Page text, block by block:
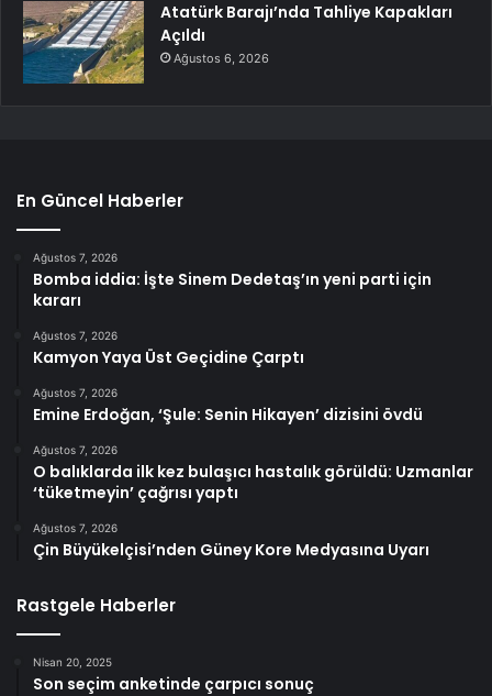
Atatürk Barajı’nda Tahliye Kapakları
Açıldı
Ağustos 6, 2026
En Güncel Haberler
Ağustos 7, 2026
Bomba iddia: İşte Sinem Dedetaş’ın yeni parti için
kararı
Ağustos 7, 2026
Kamyon Yaya Üst Geçidine Çarptı
Ağustos 7, 2026
Emine Erdoğan, ‘Şule: Senin Hikayen’ dizisini övdü
Ağustos 7, 2026
O balıklarda ilk kez bulaşıcı hastalık görüldü: Uzmanlar
‘tüketmeyin’ çağrısı yaptı
Ağustos 7, 2026
Çin Büyükelçisi’nden Güney Kore Medyasına Uyarı
Rastgele Haberler
Nisan 20, 2025
Son seçim anketinde çarpıcı sonuç